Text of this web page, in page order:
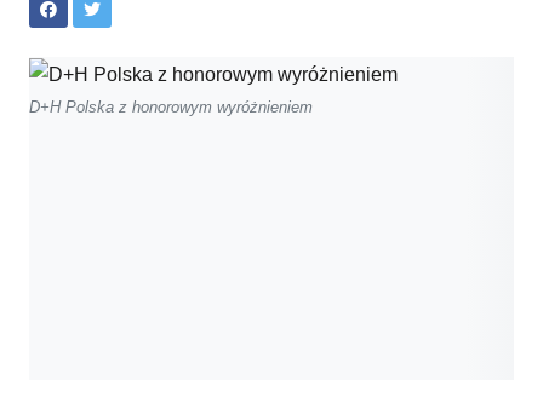
D+H Polska z honorowym wyróżnieniem